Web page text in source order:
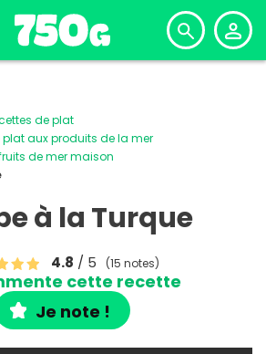
de plat
plat aux produits de la mer
de mer maison
à la Turque
4.8 / 5 (15 notes)
cette recette
Je note !